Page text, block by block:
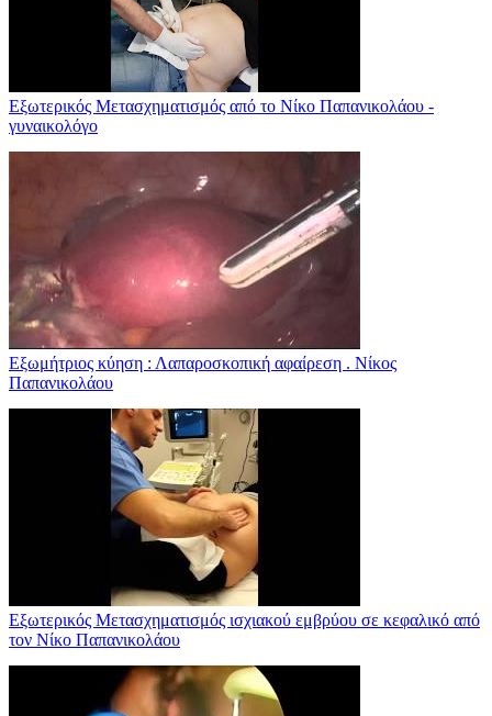
Εξωτερικός Μετασχηματισμός από το Νίκο Παπανικολάου -
γυναικολόγο
Εξωμήτριος κύηση : Λαπαροσκοπική αφαίρεση . Νίκος
Παπανικολάου
Εξωτερικός Μετασχηματισμός ισχιακού εμβρύου σε κεφαλικό από
τον Νίκο Παπανικολάου